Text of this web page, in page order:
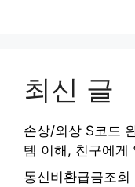
최신 글
손상/외상 S코드
템 이해, 친구에게
통신비환급금조